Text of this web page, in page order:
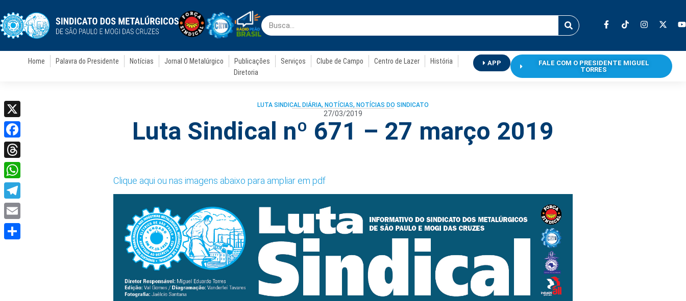
Home Palavra do Presidente Notícias Jornal O Metalúrgico Publicações Serviços Clube de Campo Centro de Lazer
História
Diretoria
APP
FALE COM O PRESIDENTE MIGUEL
TORRES
LUTA SINDICAL DIÁRIA, NOTÍCIAS, NOTÍCIAS DO SINDICATO
27/03/2019
Luta Sindical nº 671 – 27 março 2019
Clique aqui ou nas imagens abaixo para ampliar em pdf
X
Facebook
Threads
WhatsApp
Telegram
Email